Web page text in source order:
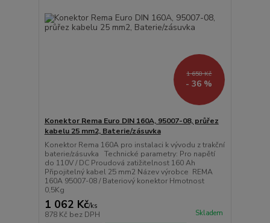
1 658 Kč
- 36 %
Konektor Rema Euro DIN 160A, 95007-08, průřez
kabelu 25 mm2, Baterie/zásuvka
Konektor Rema 160A pro instalaci k vývodu z trakční
baterie/zásuvka Technické parametry: Pro napětí
do 110V / DC Proudová zatižitelnost 160 Ah
Připojitelný kabel 25 mm2 Název výrobce REMA
160A 95007-08 / Bateriový konektor Hmotnost
0,5Kg
1 062 Kč/ks
878 Kč bez DPH Skladem